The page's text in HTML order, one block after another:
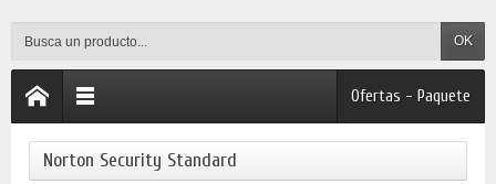
OK
Ofertas - Paquete
Norton Security Standard